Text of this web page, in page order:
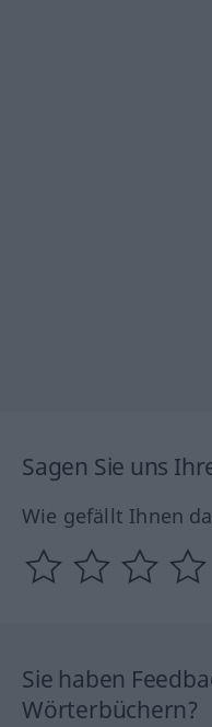
Sagen Sie uns
Wie gefällt Ihnen
Sie haben
Wörterbüchern?